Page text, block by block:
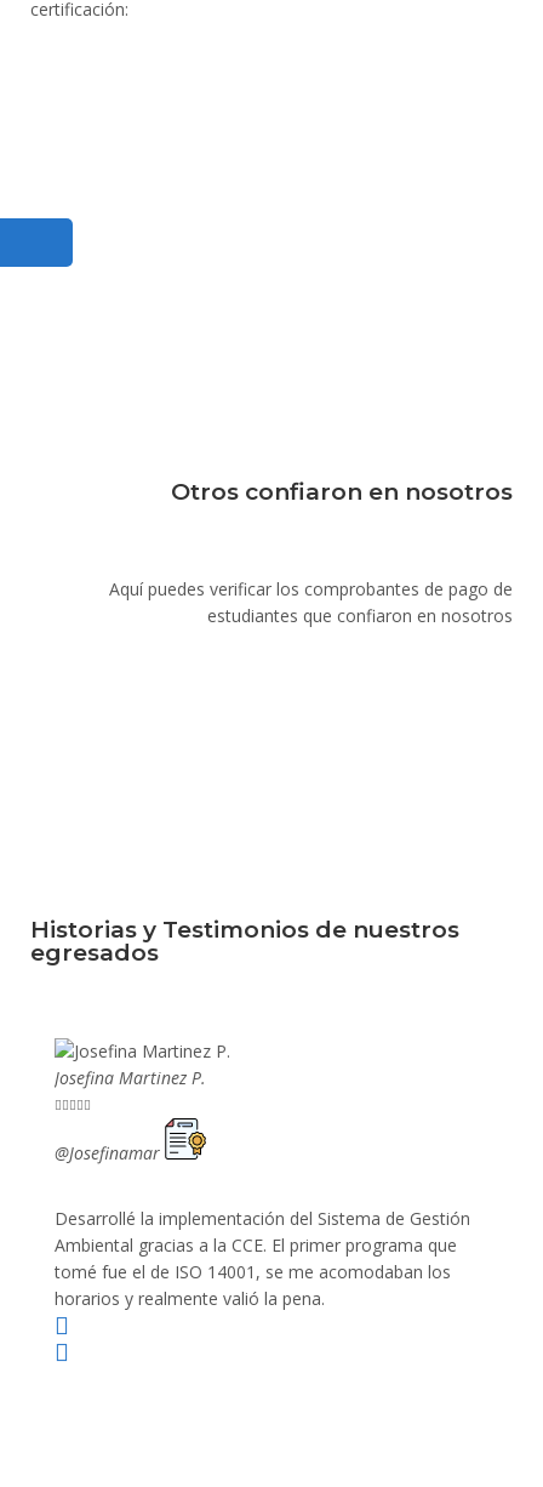
certificación:
Otros confiaron en nosotros
Aquí puedes verificar los comprobantes de pago de
estudiantes que confiaron en nosotros
Historias y Testimonios de nuestros
egresados
Josefina Martinez P.

@Josefinamar
Desarrollé la implementación del Sistema de Gestión
Ambiental gracias a la CCE. El primer programa que
tomé fue el de ISO 14001, se me acomodaban los
horarios y realmente valió la pena.